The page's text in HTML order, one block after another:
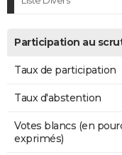
Participation au
Taux de participation
Taux d'abstention
Votes blancs (en
exprimés)